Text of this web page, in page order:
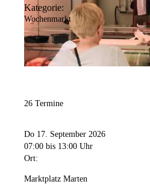
Kategorie:
Wochenmarkt
26 Termine
Do 17. September 2026
07:00 bis 13:00 Uhr
Ort:
Marktplatz Marten